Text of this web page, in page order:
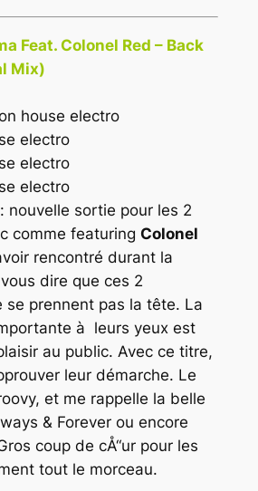
Feat. Colonel Red – Back
Mix)
: nouvelle sortie pour les 2
comme featuring Colonel
rencontré durant la
dire que ces 2
se prennent pas la tête. La
à leurs yeux est
au public. Avec ce titre,
leur démarche. Le
et me rappelle la belle
& Forever ou encore
coup de cÅ“ur pour les
tout le morceau.